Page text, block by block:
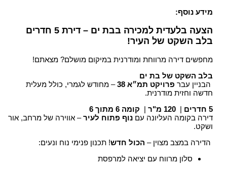
מידע נוסף:
הצעה בלעדית למכירה בבת ים – דירת 5 חדרים
בלב השקט של העיר!
מחפשים דירה מרווחת ומודרנית במיקום מושלם? מצאתם!
בלב השקט של בת ים
הבניין עבר פרויקט תמ״א 38
– מחודש לגמרי, כולל מעלית
חדשה וחזית מודרנית.
5 חדרים
| 120 מ"ר | קומה 6 מתוך 6
דירה בקומה העליונה עם נוף פתוח לעיר– אווירה של מרחב, אור
ושקט.
הדירה במצב מצוין – הכול חדש! תכנון פנימי נוח ונעים:
סלון מרווח עם יציאה למרפסת